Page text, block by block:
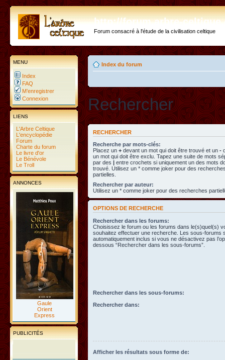
http://forum.arbre-
Forum consacré à l'étude de la civilisation celtique
MENU
Index
FAQ
M’enregistrer
Connexion
LIENS
L'Arbre Celtique
L'encyclopédie
Forum
Charte du forum
Le livre d'or
Le Bénévole
Le Troll
ANNONCES
Gaule
Orient
Express
PUBLICITÉS
Index du forum
Rechercher
RECHERCHER
Recherche par mots-clés:
Placez un + devant un mot qui doit être trouvé et un -
un mot qui doit être exclu. Tapez une suite de mots
par des | entre crochets si uniquement un des mots
trouvé. Utilisez un * comme joker pour des
partielles.
Rechercher par auteur:
Utilisez un * comme joker pour des recherches
OPTIONS DE RECHERCHE
Rechercher dans les forums:
Choisissez le forum ou les forums dans le(s)quel(s)
souhaitez effectuer une recherche. Les sous-forums
automatiquement inclus si vous ne désactivez pas
dessous “Rechercher dans les sous-forums”.
Rechercher dans les sous-forums:
Rechercher dans:
Afficher les résultats sous forme de: